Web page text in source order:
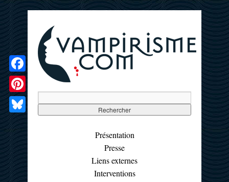
Présentation
Presse
Liens externes
Interventions
Facebook
Pinterest
Bluesky